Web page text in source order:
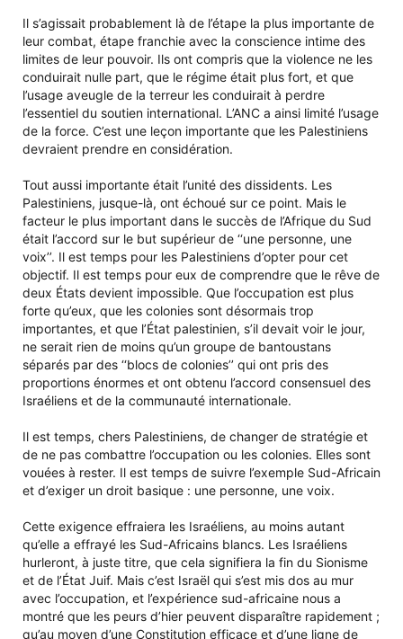
Il s’agissait probablement là de l’étape la plus importante de
leur combat, étape franchie avec la conscience intime des
limites de leur pouvoir. Ils ont compris que la violence ne les
conduirait nulle part, que le régime était plus fort, et que
l’usage aveugle de la terreur les conduirait à perdre
l’essentiel du soutien international. L’ANC a ainsi limité l’usage
de la force. C’est une leçon importante que les Palestiniens
devraient prendre en considération.
Tout aussi importante était l’unité des dissidents. Les
Palestiniens, jusque-là, ont échoué sur ce point. Mais le
facteur le plus important dans le succès de l’Afrique du Sud
était l’accord sur le but supérieur de ‘‘une personne, une
voix’’. Il est temps pour les Palestiniens d’opter pour cet
objectif. Il est temps pour eux de comprendre que le rêve de
deux États devient impossible. Que l’occupation est plus
forte qu’eux, que les colonies sont désormais trop
importantes, et que l’État palestinien, s’il devait voir le jour,
ne serait rien de moins qu’un groupe de bantoustans
séparés par des ‘‘blocs de colonies’’ qui ont pris des
proportions énormes et ont obtenu l’accord consensuel des
Israéliens et de la communauté internationale.
Il est temps, chers Palestiniens, de changer de stratégie et
de ne pas combattre l’occupation ou les colonies. Elles sont
vouées à rester. Il est temps de suivre l’exemple Sud-Africain
et d’exiger un droit basique : une personne, une voix.
Cette exigence effraiera les Israéliens, au moins autant
qu’elle a effrayé les Sud-Africains blancs. Les Israéliens
hurleront, à juste titre, que cela signifiera la fin du Sionisme
et de l’État Juif. Mais c’est Israël qui s’est mis dos au mur
avec l’occupation, et l’expérience sud-africaine nous a
montré que les peurs d’hier peuvent disparaître rapidement ;
qu’au moyen d’une Constitution efficace et d’une ligne de